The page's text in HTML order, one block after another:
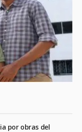
por obras del